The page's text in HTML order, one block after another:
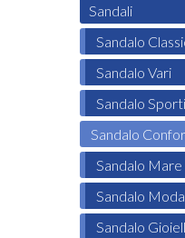
Sandali
Sandalo
Sandalo Vari
Sandalo
Sandalo
Sandalo Mare
Sandalo
Sandalo